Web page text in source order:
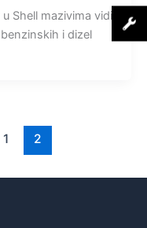
Shell mazivima vidi
i dizel
1 2